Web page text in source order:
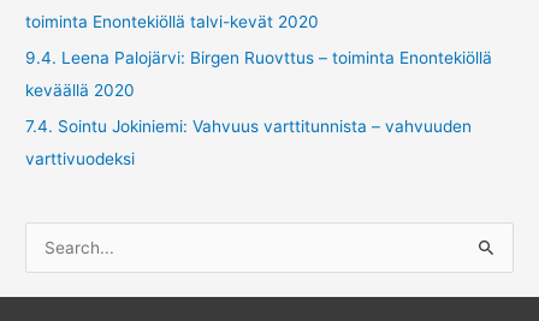
toiminta Enontekiöllä talvi-kevät 2020
9.4. Leena Palojärvi: Birgen Ruovttus – toiminta Enontekiöllä
keväällä 2020
7.4. Sointu Jokiniemi: Vahvuus varttitunnista – vahvuuden
varttivuodeksi
e
a